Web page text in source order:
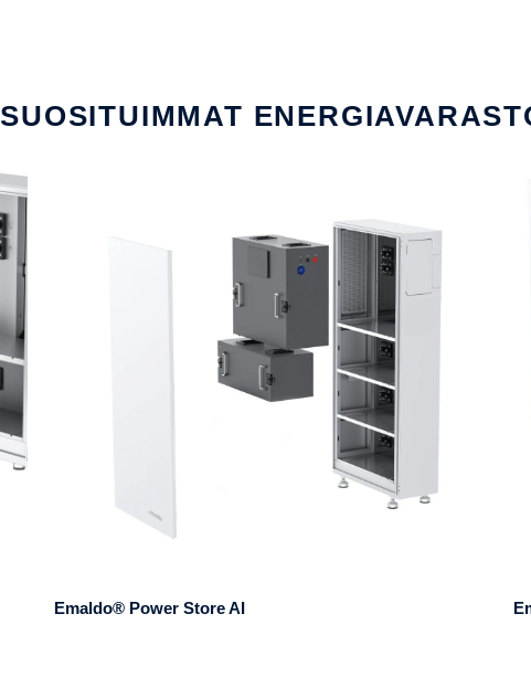
SUOSITUIMMAT
Emaldo® Power Store AI